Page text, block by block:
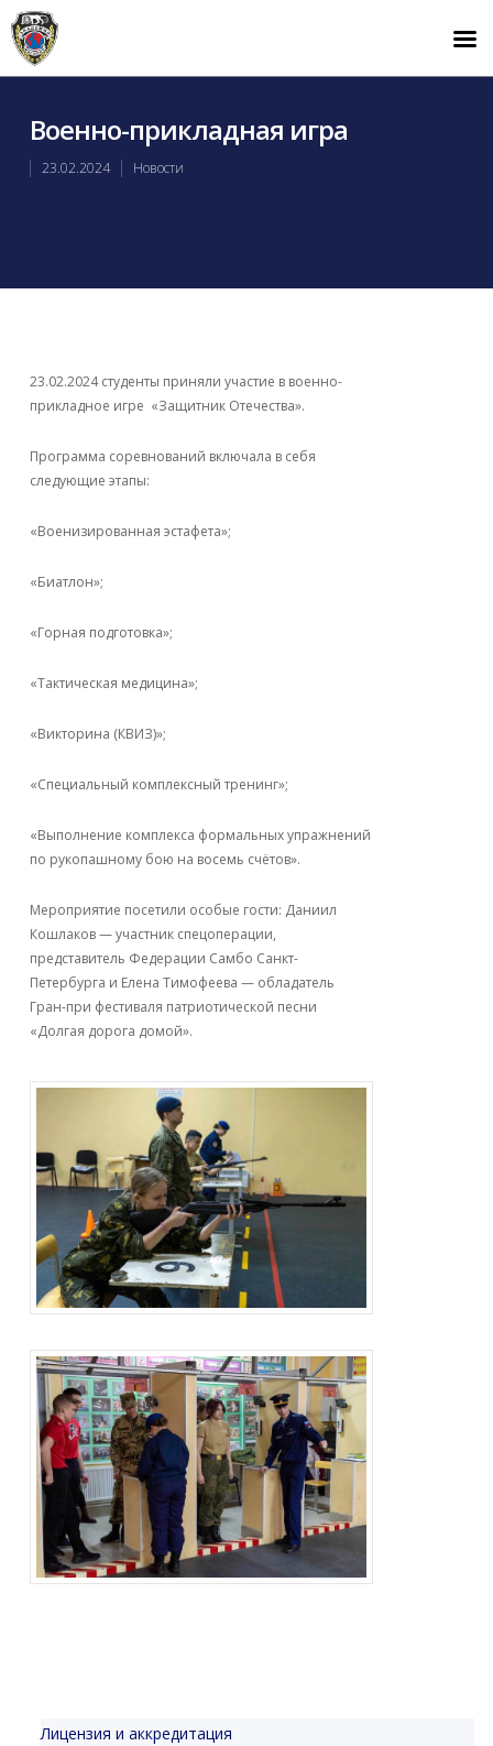
Военно-прикладная игра
23.02.2024 Новости
23.02.2024 студенты приняли участие в военно-
прикладное игре «Защитник Отечества».
Программа соревнований включала в себя
следующие этапы:
«Военизированная эстафета»;
«Биатлон»;
«Горная подготовка»;
«Тактическая медицина»;
«Викторина (КВИЗ)»;
«Специальный комплексный тренинг»;
«Выполнение комплекса формальных упражнений
по рукопашному бою на восемь счётов».
Мероприятие посетили особые гости: Даниил
Кошлаков — участник спецоперации,
представитель Федерации Самбо Санкт-
Петербурга и Елена Тимофеева — обладатель
Гран-при фестиваля патриотической песни
«Долгая дорога домой».
Лицензия и аккредитация